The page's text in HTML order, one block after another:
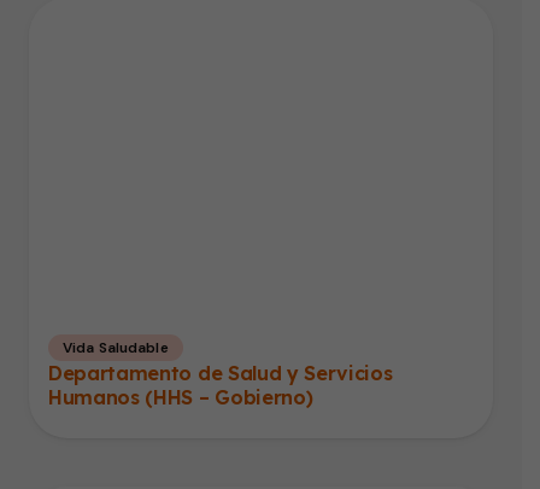
Vida Saludable
Departamento de Salud y Servicios
Humanos (HHS – Gobierno)